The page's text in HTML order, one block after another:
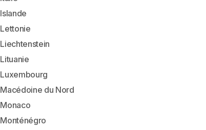
Islande
Lettonie
Liechtenstein
Lituanie
Luxembourg
Macédoine du Nord
Monaco
Monténégro